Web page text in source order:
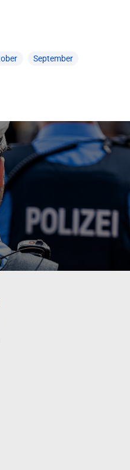
September